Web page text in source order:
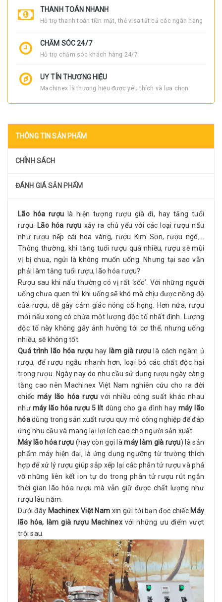
THANH TOÁN NHANH
Hỗ trợ thanh toán tiền mặt, thẻ visa tất cả các ngân hàng
CHĂM SÓC 24/7
Hỗ trợ chăm sóc khách hàng 24/7
UY TÍN THƯƠNG HIỆU
Machinex là thương hiệu được yêu thích và lựa chọn
THÔNG TIN SẢN PHẨM
CHÍNH SÁCH
ĐÁNH GIÁ SẢN PHẨM
Lão hóa rượu là hiện tượng rượu già đi, hay tăng tuổi
rượu.
Lão hóa rượu xảy ra chủ yếu với các loại rượu nấu
như rượu nếp cái hoa vàng, rượu Kim Sơn, rượu ngô,…
Thông thường, khi tăng tuổi rượu quá nhiều, rượu sẽ mùi
vị bị chua, ngửi là không muốn uống. Nhưng tại sao vẫn
phải làm tăng tuổi rượu, lão hóa rượu?
Rượu sau khi nấu thường có vị rất ‘sốc’. Với những người
uống chưa quen thì khi uống sẽ khó mà chịu được nồng độ
của rượu, dễ gây cảm giác nóng cổ họng. Hơn nữa, rượu
mới nấu xong có chứa một lượng độc tố nhất định. Lượng
độc tố này không gây ảnh hưởng tới cơ thể, nhưng uống
nhiều, sẽ không tốt.
Quá trình lão hóa rượu hay làm già rượulà cách ngâm ủ
rượu, để rượu ngẫu nhanh hơn, loại bỏ các chất độc hại
trong rượu. Ngày nay do nhu cầu sử dụng rượu ngày càng
tăng cao nên Machinex Việt Nam nghiên cứu cho ra đời
chiếcmáy lão hóa rượuvới nhiều công suất khác nhau
như máy lão hóa rượu 5 lít dùng cho gia đình hay máy lão
hóadùng trong sản xuất rượu quy mô công nghiệp để đáp
ứng nhu cầu và mang lại lợi ích cao cho người sản xuất
Máy lão hóa rượu (hay còn gọi làmáy làm già rượu) là sản
phẩm máy hiện đại, là ứng dụng ngưỡng từ trường thích
hợp để xử lý rượu giúp sắp xếp lại các phân tử rượu và phá
vỡ những liên kết ion tự do trong phân tử rượu rút ngắn
thời gian lão hóa rượu mà vẫn giữ được chất lượng như
rượu lâu năm.
Dưới đây Machinex Việt Nam xin gửi tới bạn đọc chiếc Máy
lão hóa, làm già rượu Machinex với những ưu điểm vượt
trội sau.